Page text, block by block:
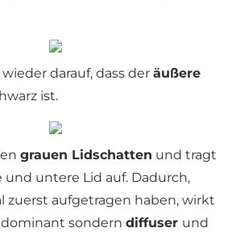
darauf, dass der äußere
ist.
grauen Lidschatten und tragt
und untere Lid auf. Dadurch,
zuerst aufgetragen haben, wirkt
sondern diffuser und